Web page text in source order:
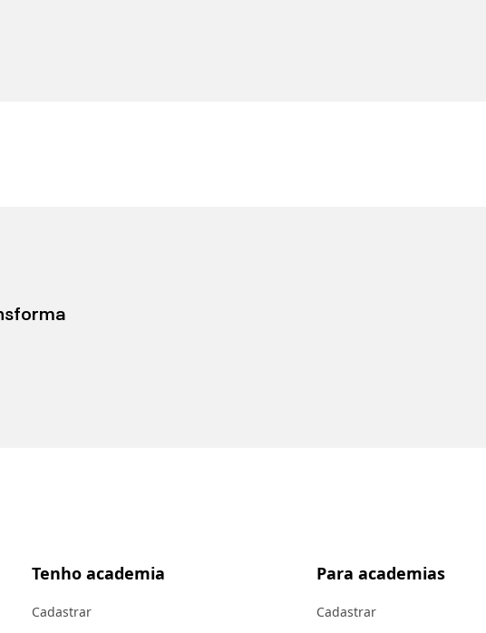
Tenho academia
Cadastrar
Para academias
Cadastrar